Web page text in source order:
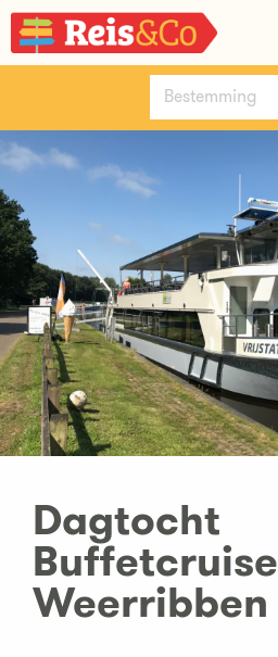
Dagtocht
Buffetcruise
Weerribben